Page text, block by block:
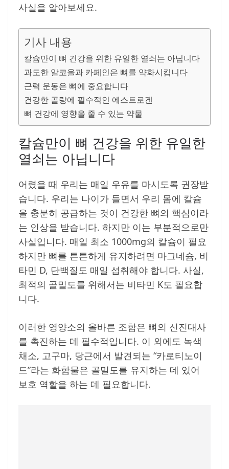
사실을 알아보세요.
기사 내용
칼슘만이 뼈 건강을 위한 유일한 열쇠는 아닙니다
과도한 알코올과 카페인은 뼈를 약화시킵니다
근력 운동은 뼈에 중요합니다
건강한 골량에 필수적인 에스트로겐
뼈 건강에 영향을 줄 수 있는 약물
칼슘만이 뼈 건강을 위한 유일한
열쇠는 아닙니다
어렸을 때 우리는 매일 우유를 마시도록 권장받
습니다. 우리는 나이가 들면서 우리 몸에 칼슘
을 충분히 공급하는 것이 건강한 뼈의 핵심이라
는 인상을 받습니다. 하지만 이는 부분적으로만
사실입니다. 매일 최소 1000mg의 칼슘이 필요
하지만 뼈를 튼튼하게 유지하려면 마그네슘, 비
타민 D, 단백질도 매일 섭취해야 합니다. 사실,
최적의 골밀도를 위해서는 비타민 K도 필요합
니다.
이러한 영양소의 올바른 조합은 뼈의 신진대사
를 촉진하는 데 필수적입니다. 이 외에도 녹색
채소, 고구마, 당근에서 발견되는 “카로티노이
드”라는 화합물은 골밀도를 유지하는 데 있어
보호 역할을 하는 데 필요합니다.